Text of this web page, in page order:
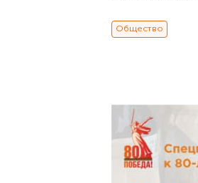
Общество